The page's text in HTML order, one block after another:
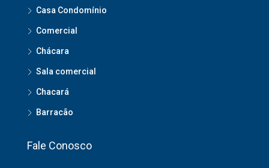
Casa Condomínio
Comercial
Chácara
Sala comercial
Chacará
Barracão
Fale Conosco